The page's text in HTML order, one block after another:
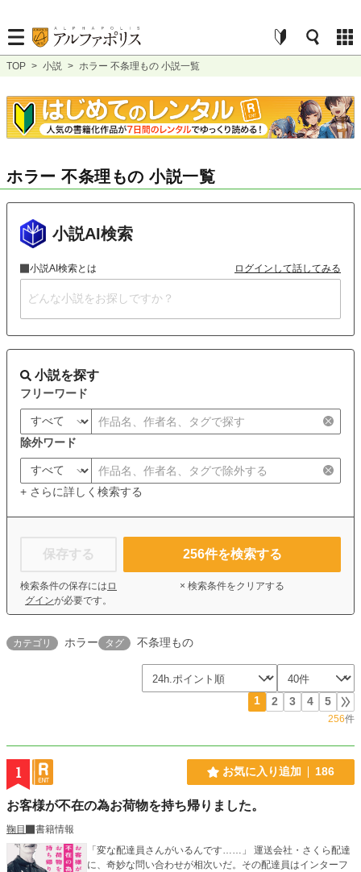
TOP > 小説 > ホラー 不条理もの 小説一覧
ホラー 不条理もの 小説一覧
小説AI検索
小説AI検索とは ログインして話してみる
小説を探す
フリーワード
除外ワード
+ さらに詳しく検索する
保存する
検索条件の保存には ロ
グインが必要です。
256件を検索する
× 検索条件をクリアする
カテゴリ ホラー タグ 不条理もの
1 2 3 4 5
256件
1 お気に入り追加 186
お客様が不在の為お荷物を持ち帰りました。
鞠目
書籍情報
「変な配達員さんがいるんです……」 運送会社・さくら配達
に、奇妙な問い合わせが相次いだ。その配達員はインターフ